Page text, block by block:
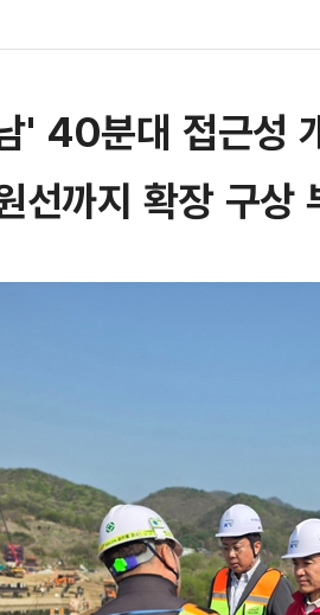
' 40분대 접근성
선까지 확장 구상